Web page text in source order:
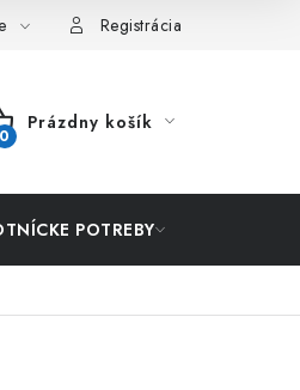
Registrácia
Prázdny košík
POTREBY